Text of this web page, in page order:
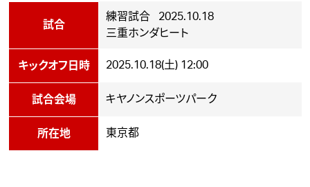
試合
練習試合 2025.10.18
三重ホンダヒート
キックオフ日時 2025.10.18(土) 12:00
試合会場 キヤノンスポーツパーク
所在地 東京都